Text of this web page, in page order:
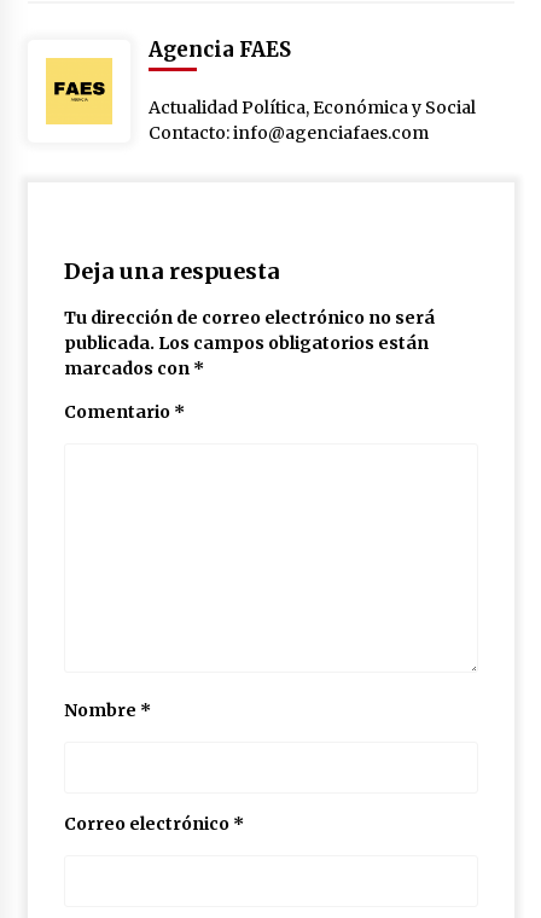
Agencia FAES
Actualidad Política, Económica y Social
Contacto: info@agenciafaes.com
Deja una respuesta
Tu dirección de correo electrónico no será
publicada. Los campos obligatorios están
marcados con *
Comentario *
Nombre *
Correo electrónico *